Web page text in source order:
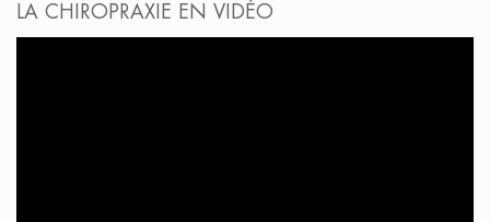
LA CHIROPRAXIE EN VIDÉO